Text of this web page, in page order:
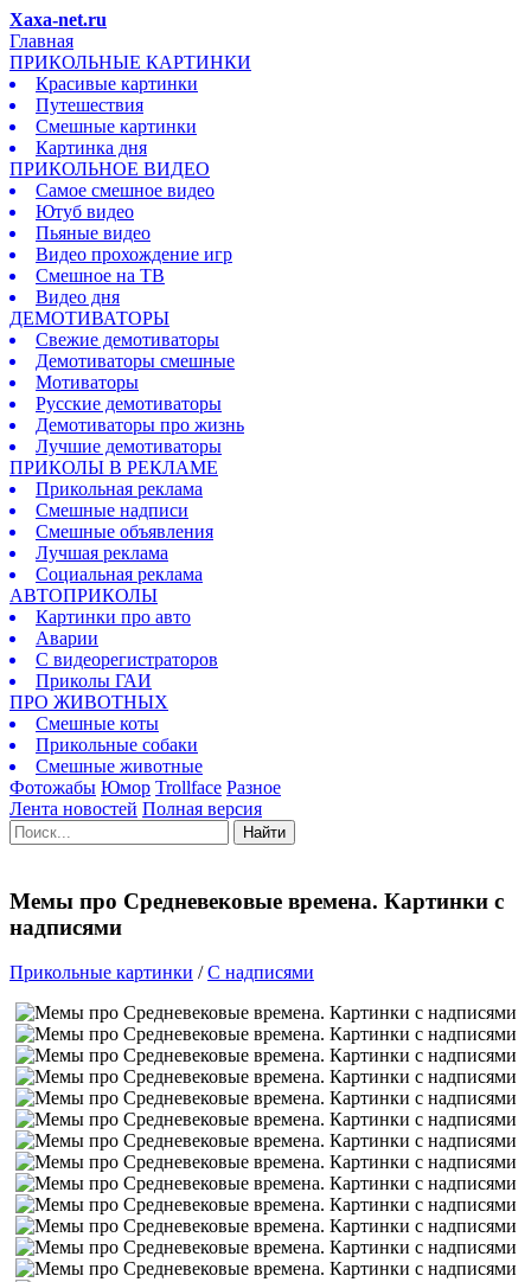
Xaxa-net.ru
Главная
ПРИКОЛЬНЫЕ КАРТИНКИ
Красивые картинки
Путешествия
Смешные картинки
Картинка дня
ПРИКОЛЬНОЕ ВИДЕО
Самое смешное видео
Ютуб видео
Пьяные видео
Видео прохождение игр
Смешное на ТВ
Видео дня
ДЕМОТИВАТОРЫ
Свежие демотиваторы
Демотиваторы смешные
Мотиваторы
Русские демотиваторы
Демотиваторы про жизнь
Лучшие демотиваторы
ПРИКОЛЫ В РЕКЛАМЕ
Прикольная реклама
Смешные надписи
Смешные объявления
Лучшая реклама
Социальная реклама
АВТОПРИКОЛЫ
Картинки про авто
Аварии
С видеорегистраторов
Приколы ГАИ
ПРО ЖИВОТНЫХ
Смешные коты
Прикольные собаки
Смешные животные
Фотожабы Юмор Trollface Разное
Лента новостей Полная версия
Найти
Мемы про Средневековые времена. Картинки с
надписями
Прикольные картинки /C надписями